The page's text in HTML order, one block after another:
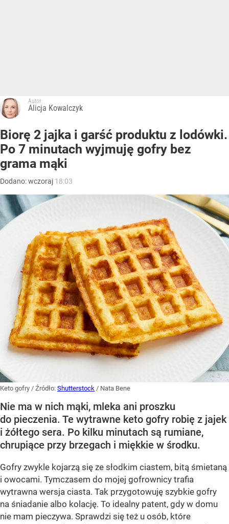
Autor:
Alicja Kowalczyk
Biorę 2 jajka i garść produktu z lodówki.
Po 7 minutach wyjmuję gofry bez
grama mąki
Dodano:wczoraj 18:03
Keto gofry / Źródło: Shutterstock / Nata Bene
Nie ma w nich mąki, mleka ani proszku
do pieczenia. Te wytrawne keto gofry robię z jajek
i żółtego sera. Po kilku minutach są rumiane,
chrupiące przy brzegach i miękkie w środku.
Gofry zwykle kojarzą się ze słodkim ciastem, bitą śmietaną
i owocami. Tymczasem do mojej gofrownicy trafia
wytrawna wersja ciasta. Tak przygotowuję szybkie gofry
na śniadanie albo kolację. To idealny patent, gdy w domu
nie mam pieczywa. Sprawdzi się też u osób, które